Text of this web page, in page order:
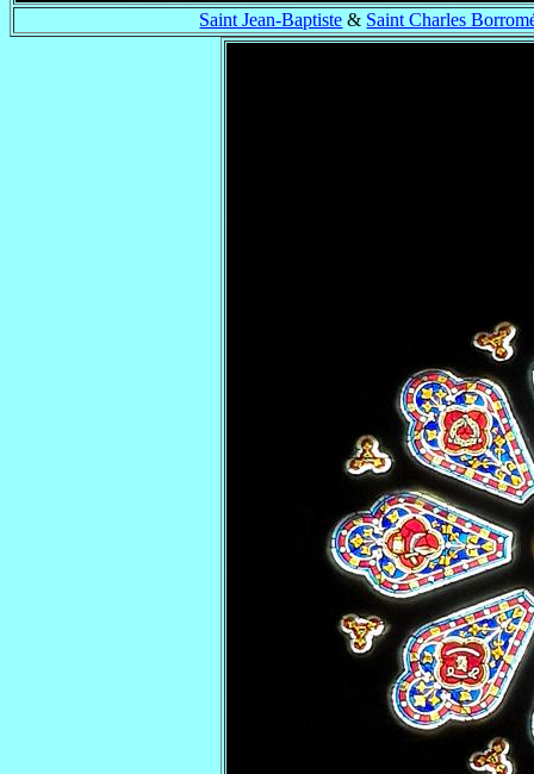
Saint Jean-Baptiste & Saint Charles